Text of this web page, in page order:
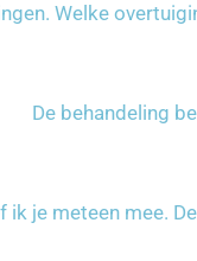
Welke
De behandeling
ik je meteen mee.